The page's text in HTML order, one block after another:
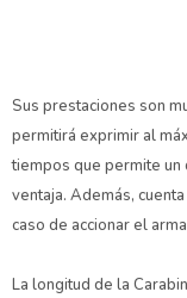
Sus prestaciones son
permitirá exprimir al
tiempos que permite un
ventaja. Además,
caso de accionar el
La longitud de la